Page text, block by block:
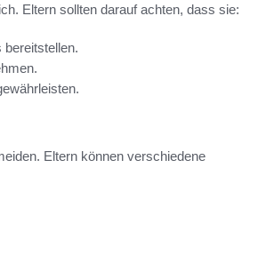
Eltern sollten darauf achten, dass sie:
Eltern können verschiedene